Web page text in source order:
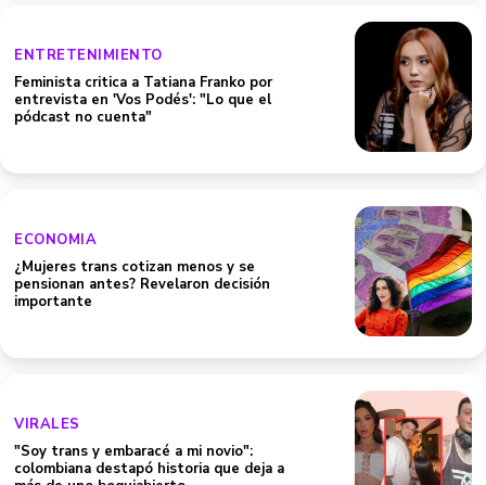
ENTRETENIMIENTO
Feminista critica a Tatiana Franko por
entrevista en 'Vos Podés': "Lo que el
pódcast no cuenta"
ECONOMIA
¿Mujeres trans cotizan menos y se
pensionan antes? Revelaron decisión
importante
VIRALES
"Soy trans y embaracé a mi novio":
colombiana destapó historia que deja a